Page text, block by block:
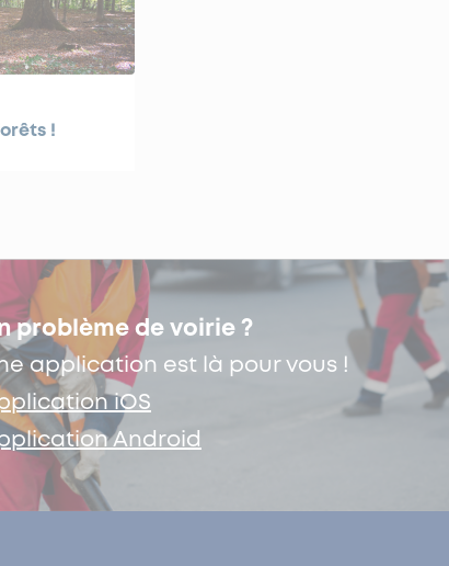
!
problème de voirie ?
application est là pour vous !
iOS
Android